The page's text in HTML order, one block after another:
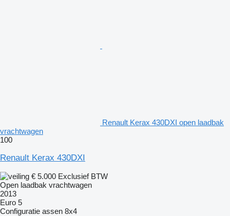
Renault Kerax 430DXI open laadbak
vrachtwagen
100
Renault Kerax 430DXI
€ 5.000 Exclusief BTW
Open laadbak vrachtwagen
2013
Euro 5
Configuratie assen 8x4